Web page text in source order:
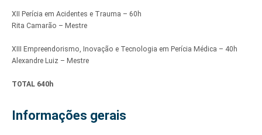
XII Perícia em Acidentes e Trauma – 60h
Rita Camarão – Mestre
XIII Empreendorismo, Inovação e Tecnologia em Perícia Médica – 40h
Alexandre Luiz – Mestre
TOTAL 640h
Informações gerais